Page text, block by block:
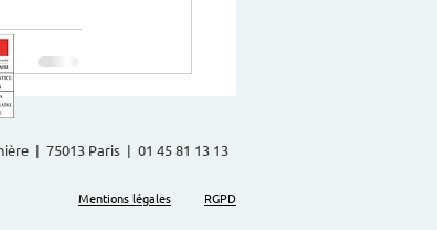
| 75013 Paris | 01 45 81 13 13
Mentions légales RGPD